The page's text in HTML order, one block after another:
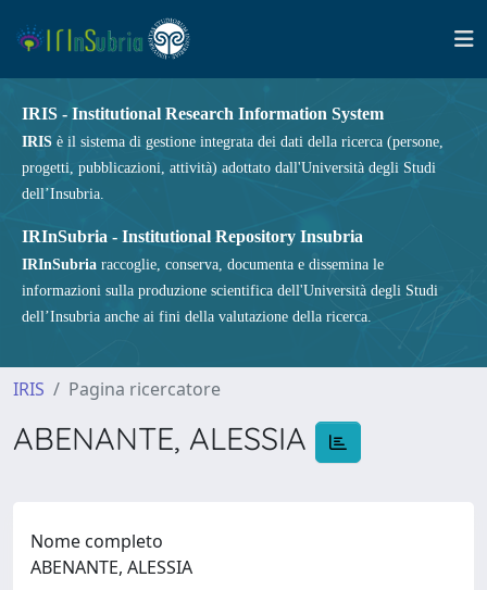
IRIS - Institutional Research Information System
IRIS è il sistema di gestione integrata dei dati della ricerca (persone,
progetti, pubblicazioni, attività) adottato dall'Università degli Studi
dell’Insubria.
IRInSubria - Institutional Repository Insubria
IRInSubria raccoglie, conserva, documenta e dissemina le
informazioni sulla produzione scientifica dell'Università degli Studi
dell’Insubria anche ai fini della valutazione della ricerca.
IRIS Pagina ricercatore
ABENANTE, ALESSIA
Nome completo
ABENANTE, ALESSIA